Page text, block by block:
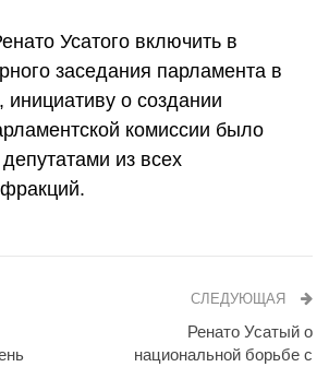
Усатого включить в
заседания парламента в
инициативу о создании
комиссии было
из всех
СЛЕДУЮЩАЯ
Ренато Усатый о
национальной борьбе с